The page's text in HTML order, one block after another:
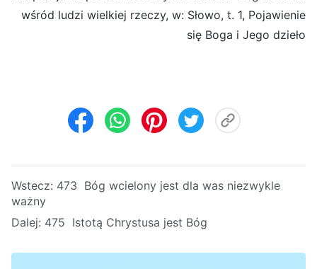
wśród ludzi wielkiej rzeczy, w: Słowo, t. 1, Pojawienie
się Boga i Jego dzieło
Wstecz: 473 Bóg wcielony jest dla was niezwykle
ważny
Dalej: 475 Istotą Chrystusa jest Bóg